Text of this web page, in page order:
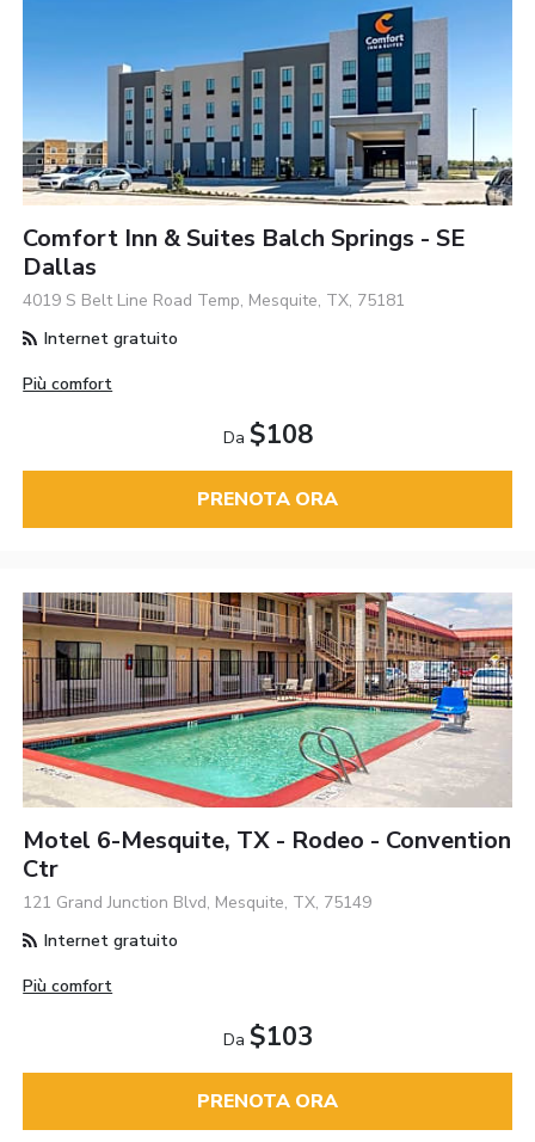
Comfort Inn & Suites Balch Springs - SE
Dallas
4019 S Belt Line Road Temp, Mesquite, TX, 75181
Internet gratuito
Più comfort
Da $108
PRENOTA ORA
Motel 6-Mesquite, TX - Rodeo - Convention
Ctr
121 Grand Junction Blvd, Mesquite, TX, 75149
Internet gratuito
Più comfort
Da $103
PRENOTA ORA